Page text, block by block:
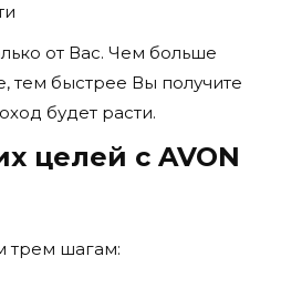
от Вас. Чем больше
тем быстрее Вы получите
будет расти.
целей с AVON
трем шагам: